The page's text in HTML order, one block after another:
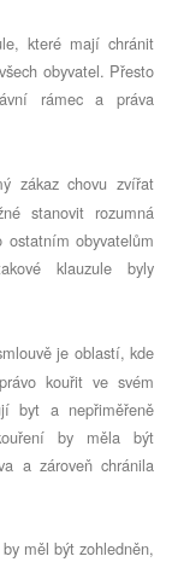
které mají chránit
obyvatel. Přesto
rámec a práva
zákaz chovu zvířat
stanovit rozumná
ostatním obyvatelům
klauzule byly
je oblastí, kde
kouřit ve svém
byt a nepřiměřeně
by měla být
a zároveň chránila
měl být zohledněn,